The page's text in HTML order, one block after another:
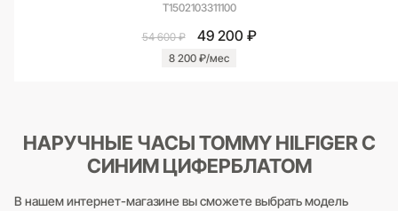
T1502103311100
54 600 ₽ 49 200 ₽
8 200 ₽/мес
НАРУЧНЫЕ ЧАСЫ TOMMY HILFIGER С
СИНИМ ЦИФЕРБЛАТОМ
В нашем интернет-магазине вы сможете выбрать модель